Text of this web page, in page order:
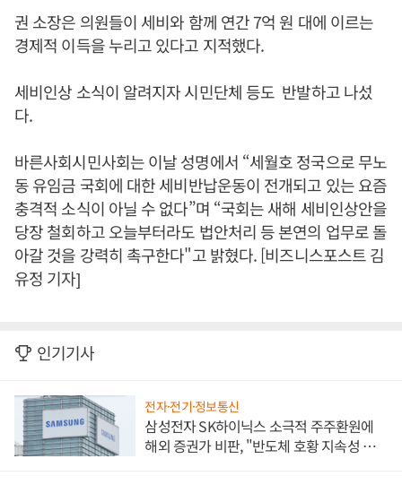
권 소장은 의원들이 세비와 함께 연간 7억 원 대에 이르는
경제적 이득을 누리고 있다고 지적했다.
세비인상 소식이 알려지자 시민단체 등도 반발하고 나섰
다.
바른사회시민사회는 이날 성명에서 “세월호 정국으로 무노
동 유임금 국회에 대한 세비반납운동이 전개되고 있는 요즘
충격적 소식이 아닐 수 없다”며 “국회는 새해 세비인상안을
당장 철회하고 오늘부터라도 법안처리 등 본연의 업무로 돌
아갈 것을 강력히 촉구한다"고 밝혔다. [비즈니스포스트 김
유정 기자]
인기기사
전자·전기·정보통신
삼성전자 SK하이닉스 소극적 주주환원에
해외 증권가 비판, "반도체 호황 지속성 의